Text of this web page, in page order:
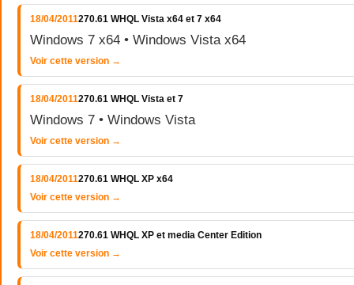
18/04/2011270.61 WHQL Vista x64 et 7 x64
Windows 7 x64 • Windows Vista x64
Voir cette version →
18/04/2011270.61 WHQL Vista et 7
Windows 7 • Windows Vista
Voir cette version →
18/04/2011270.61 WHQL XP x64
Voir cette version →
18/04/2011270.61 WHQL XP et media Center Edition
Voir cette version →